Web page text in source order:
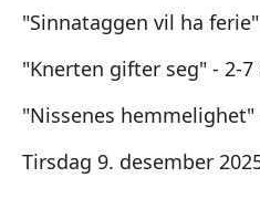
"Sinnataggen vil ha
"Knerten gifter seg" - 2-7
"Nissenes
Tirsdag 9. desember